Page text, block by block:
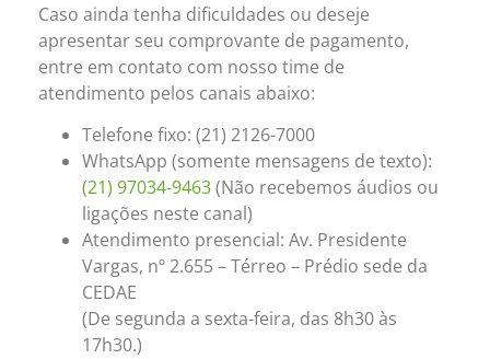
Caso ainda tenha dificuldades ou deseje
apresentar seu comprovante de pagamento,
entre em contato com nosso time de
atendimento pelos canais abaixo:
Telefone fixo: (21) 2126-7000
WhatsApp (somente mensagens de texto):
(21) 97034-9463(Não recebemos áudios ou
ligações neste canal)
Atendimento presencial: Av. Presidente
Vargas, nº 2.655 – Térreo – Prédio sede da
CEDAE
(De segunda a sexta-feira, das 8h30 às
17h30.)